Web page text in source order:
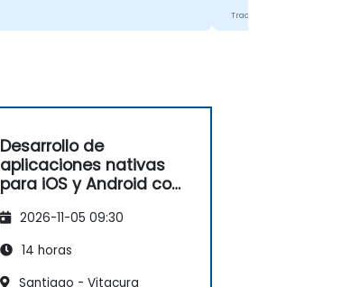
Traducción Automática
Desarrollo de
aplicaciones nativas
para iOS y Android con
2026-11-05 09:30
14 horas
Santiago - Vitacura